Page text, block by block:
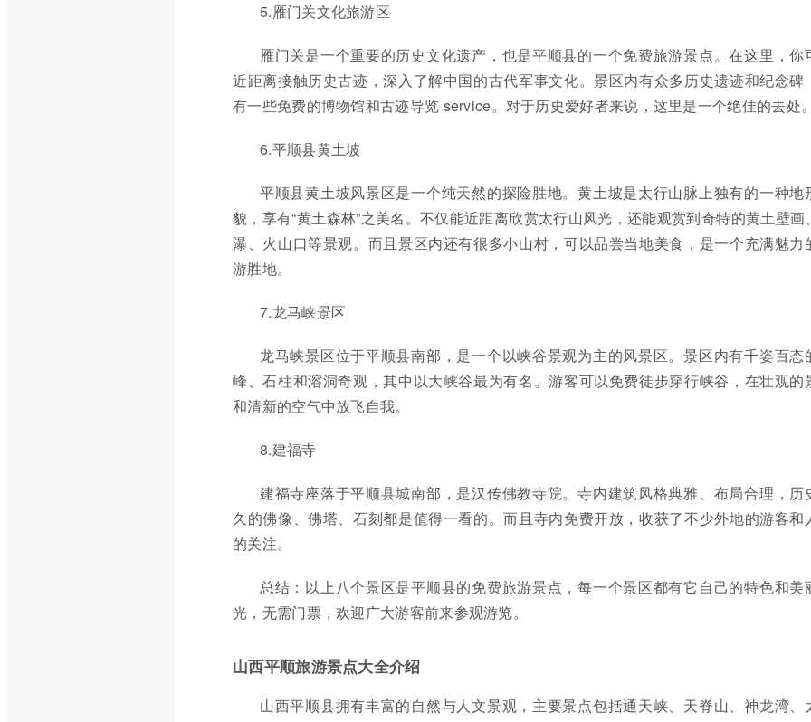
5.雁门关文化旅游区
雁门关是一个重要的历史文化遗产，也是平顺县的一个免费旅游景点。在这里，你
近距离接触历史古迹，深入了解中国的古代军事文化。景区内有众多历史遗迹和纪念碑
有一些免费的博物馆和古迹导览 service。对于历史爱好者来说，这里是一个绝佳的去处
6.平顺县黄土坡
平顺县黄土坡风景区是一个纯天然的探险胜地。黄土坡是太行山脉上独有的一种地
貌，享有“黄土森林”之美名。不仅能近距离欣赏太行山风光，还能观赏到奇特的黄土壁画
瀑、火山口等景观。而且景区内还有很多小山村，可以品尝当地美食，是一个充满魅力
游胜地。
7.龙马峡景区
龙马峡景区位于平顺县南部，是一个以峡谷景观为主的风景区。景区内有千姿百态
峰、石柱和溶洞奇观，其中以大峡谷最为有名。游客可以免费徒步穿行峡谷，在壮观的
和清新的空气中放飞自我。
8.建福寺
建福寺座落于平顺县城南部，是汉传佛教寺院。寺内建筑风格典雅、布局合理，历
久的佛像、佛塔、石刻都是值得一看的。而且寺内免费开放，收获了不少外地的游客和
的关注。
总结：以上八个景区是平顺县的免费旅游景点，每一个景区都有它自己的特色和美
光，无需门票，欢迎广大游客前来参观游览。
山西平顺旅游景点大全介绍
山西平顺县拥有丰富的自然与人文景观，主要景点包括通天峡、天脊山、神龙湾、